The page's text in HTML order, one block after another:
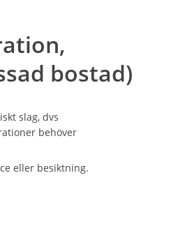
bostad)
slag, dvs
behöver
eller besiktning.